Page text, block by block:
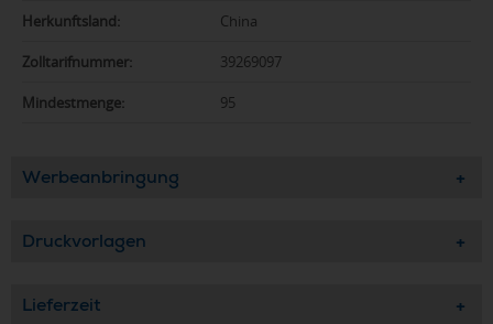
Herkunftsland: China
Zolltarifnummer: 39269097
Mindestmenge: 95
Werbeanbringung
Druckvorlagen
Lieferzeit